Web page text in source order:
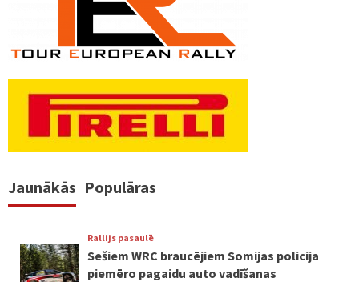
Jaunākās Populāras
Rallijs pasaulē
Sešiem WRC braucējiem Somijas policija
piemēro pagaidu auto vadīšanas